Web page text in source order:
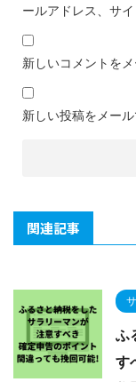
ールアドレス、サイ
新しいコメントを
新しい投稿をメー
関連記事
ふ
す